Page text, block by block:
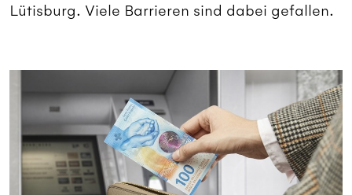
Lütisburg. Viele Barrieren sind dabei gefallen.